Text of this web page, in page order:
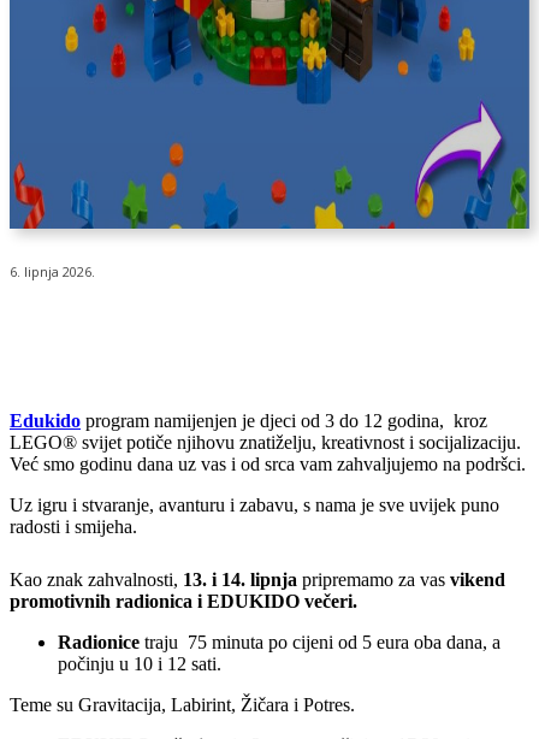
6. lipnja 2026.
Edukido program namijenjen je djeci od 3 do 12 godina, kroz
LEGO® svijet potiče njihovu znatiželju, kreativnost i socijalizaciju.
Već smo godinu dana uz vas i od srca vam zahvaljujemo na podršci.
Uz igru i stvaranje, avanturu i zabavu, s nama je sve uvijek puno
radosti i smijeha.
Kao znak zahvalnosti, 13. i 14. lipnja pripremamo za vas vikend
promotivnih radionica i EDUKIDO večeri.
Radionice traju 75 minuta po cijeni od 5 eura oba dana, a
počinju u 10 i 12 sati.
Teme su Gravitacija, Labirint, Žičara i Potres.